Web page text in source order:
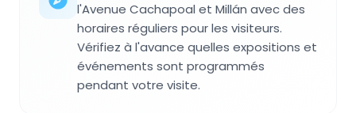
l'Avenue Cachapoal et Millán avec des
horaires réguliers pour les visiteurs.
Vérifiez à l'avance quelles expositions et
événements sont programmés
pendant votre visite.